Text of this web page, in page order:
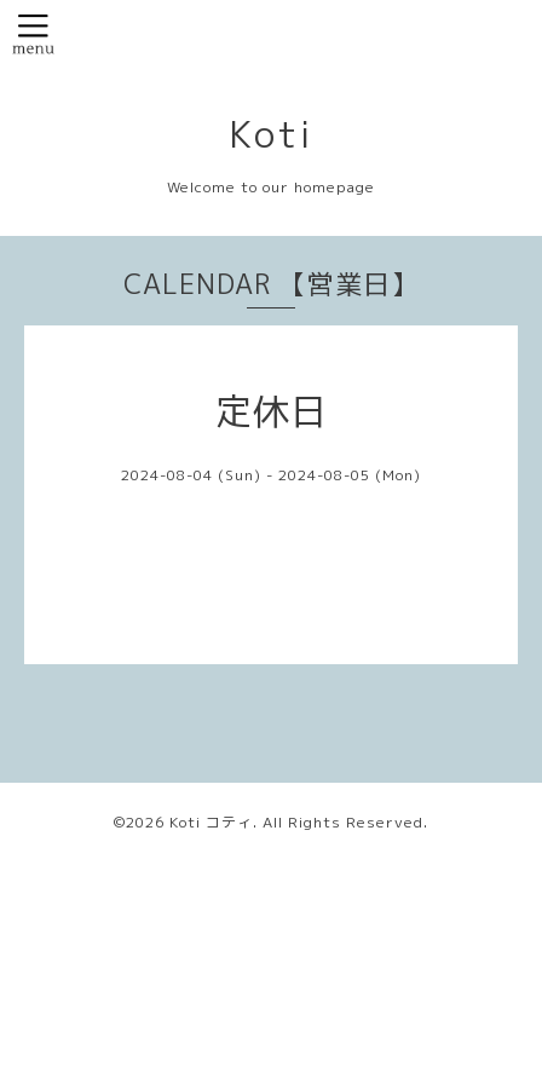
Koti
Welcome to our homepage
CALENDAR 【営業日】
定休日
2024-08-04 (Sun) - 2024-08-05 (Mon)
©2026 Koti コティ . All Rights Reserved.